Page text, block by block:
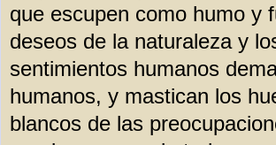
que escupen como humo y
deseos de la naturaleza y
sentimientos humanos
humanos, y mastican los
blancos de las